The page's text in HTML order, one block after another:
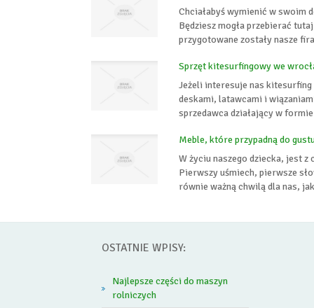
Chciałabyś wymienić w swoim
Będziesz mogła przebierać
przygotowane zostały nasze
Sprzęt kitesurfingowy we
Jeżeli interesuje nas kitesurfing
deskami, latawcami i
sprzedawca działający w
Meble, które przypadną do
W życiu naszego dziecka, jest
Pierwszy uśmiech, pierwsze
równie ważną chwilą dla nas,
OSTATNIE WPISY:
Najlepsze części do maszyn
rolniczych